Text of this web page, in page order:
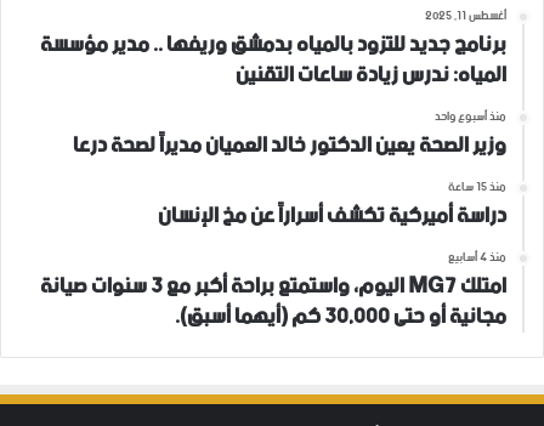
أغسطس 11, 2025
برنامج جديد للتزود بالمياه بدمشق وريفها .. مدير مؤسسة
المياه: ندرس زيادة ساعات التقنين
منذ أسبوع واحد
وزير الصحة يعين الدكتور خالد العميان مديراً لصحة درعا
منذ 15 ساعة
دراسة أميركية تكشف أسراراً عن مخ الإنسان
منذ 4 أسابيع
امتلك MG7 اليوم، واستمتع براحة أكبر مع 3 سنوات صيانة
مجانية أو حتى 30,000 كم (أيهما أسبق).